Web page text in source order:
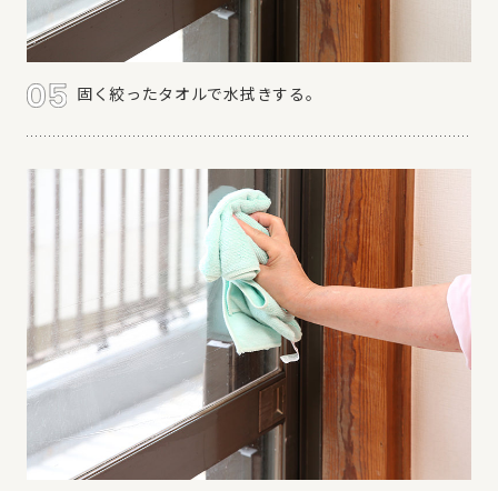
固く絞ったタオルで水拭きする。